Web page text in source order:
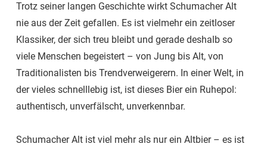
Trotz seiner langen Geschichte wirkt Schumacher Alt
nie aus der Zeit gefallen. Es ist vielmehr ein zeitloser
Klassiker, der sich treu bleibt und gerade deshalb so
viele Menschen begeistert – von Jung bis Alt, von
Traditionalisten bis Trendverweigerern. In einer Welt, in
der vieles schnelllebig ist, ist dieses Bier ein Ruhepol:
authentisch, unverfälscht, unverkennbar.
Schumacher Alt ist viel mehr als nur ein Altbier – es ist